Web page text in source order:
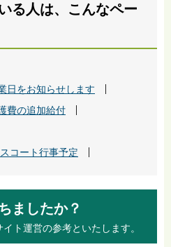
る人は、こんなペー
日をお知らせします
費の追加給付
コート行事予定
ましたか？
ト運営の参考といたします。